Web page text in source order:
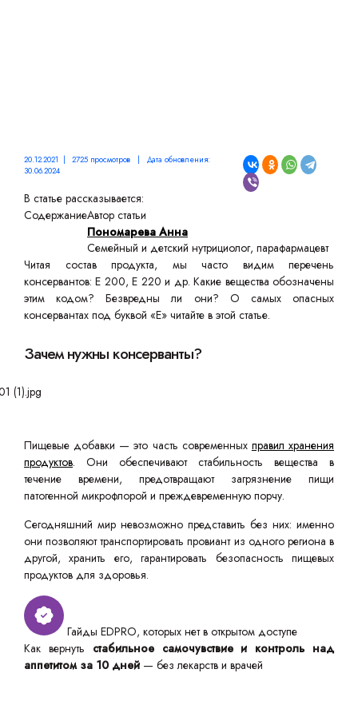
20.12.2021 | 2725 просмотров | Дата обновления:
30.06.2024
В статье рассказывается:
СодержаниеАвтор статьи
Пономарева Анна
Семейный и детский нутрициолог, парафармацевт
Читая состав продукта, мы часто видим перечень
консервантов: Е 200, Е 220 и др. Какие вещества обозначены
этим кодом? Безвредны ли они? О самых опасных
консервантах под буквой «Е» читайте в этой статье.
Зачем нужны консерванты?
Пищевые добавки — это часть современных правил хранения
продуктов. Они обеспечивают стабильность вещества в
течение времени, предотвращают загрязнение пищи
патогенной микрофлорой и преждевременную порчу.
Сегодняшний мир невозможно представить без них: именно
они позволяют транспортировать провиант из одного региона в
другой, хранить его, гарантировать безопасность пищевых
продуктов для здоровья.
Гайды EDPRO, которых нет в открытом доступе
Как вернуть стабильное самочувствие и контроль над
аппетитом за 10 дней — без лекарств и врачей